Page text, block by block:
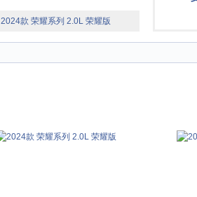
2024款 荣耀系列 2.0L 荣耀版